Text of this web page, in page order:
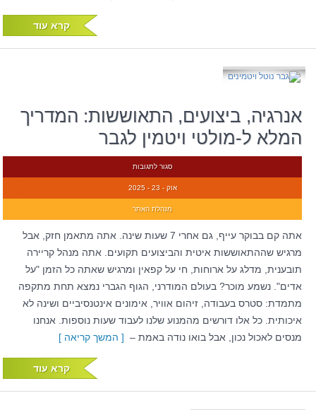
קרא עוד
אנרגיה, ביצועים, התאוששות: המדריך
המלא ל-מולטי ויטמין לגבר
סגור לתגובות
אוק - 23 - 2025
מנהלת האתר
אתה קם בבוקר עייף, גם אחרי 7 שעות שינה. אתה מתאמן חזק, אבל
מרגיש שההתאוששות איטית והביצועים תקועים. אתה מנהל קריירה
תובענית, מדלג על ארוחות, חי על קפאין ומרגיש שאתה כל הזמן "על
אדים". נשמע מוכר? בעולם המודרני, הגוף הגברי נמצא תחת מתקפה
מתמדת: סטרס בעבודה, זיהום אוויר, אימונים אינטנסיביים ושינה לא
איכותית. כל אלו דורשים מהמנוע שלנו לעבוד שעות נוספות. אנחנו
מנסים לאכול נכון, אבל בואו נודה באמת – [ המשך קריאה ]
קרא עוד